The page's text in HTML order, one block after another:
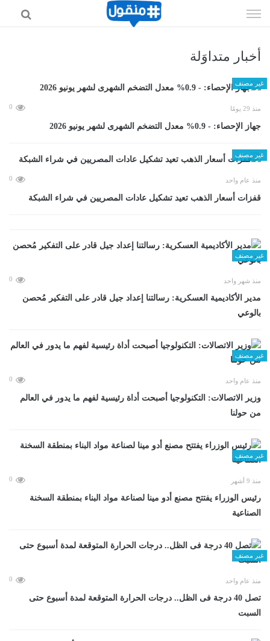
الى
أخبار متداوَلة
غير مصنف
منذ 29 يومًا 0
جهاز الإحصاء: - 0.9% معدل التضخم الشهرى لشهر يونيو 2026
غير مصنف
منذ عام واحد 0
قفزات أسعار الذهب تعيد تشكيل عادات المصريين في شراء الشبكة
غير مصنف
منذ شهر واحد 0
مدير الأكاديمية العسكرية: رسالتنا إعداد جيل قادر على التفكير مُحصن
بالوعي
غير مصنف
منذ عام واحد 0
وزير الاتصالات: التكنولوجيا أصبحت أداة رئيسية لفهم ما يدور في العالم
من حولنا
غير مصنف
منذ 9 أشهر 0
رئيس الوزراء يفتتح مصنع أدو مينا لصناعة مواد البناء بمنطقة السخنة
الصناعية
غير مصنف
منذ عام واحد 0
تصل 40 درجة فى الظل.. درجات الحرارة المتوقعة لمدة أسبوع حتى
السبت